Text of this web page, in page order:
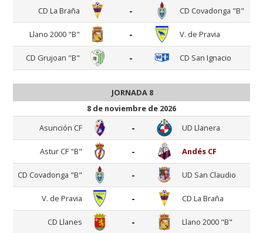
CD La Braña - CD Covadonga "B"
Llano 2000 "B" - V. de Pravia
CD Grujoan "B" - CD San Ignacio
JORNADA 8
8 de noviembre de 2026
Asunción CF
- UD Llanera
Astur CF "B" - Andés CF
CD Covadonga "B" - UD San Claudio
V. de Pravia - CD La Braña
CD Llanes - Llano 2000 "B"